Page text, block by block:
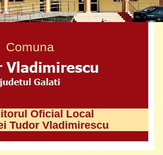
Comuna
Oficial Local
Tudor Vladimirescu